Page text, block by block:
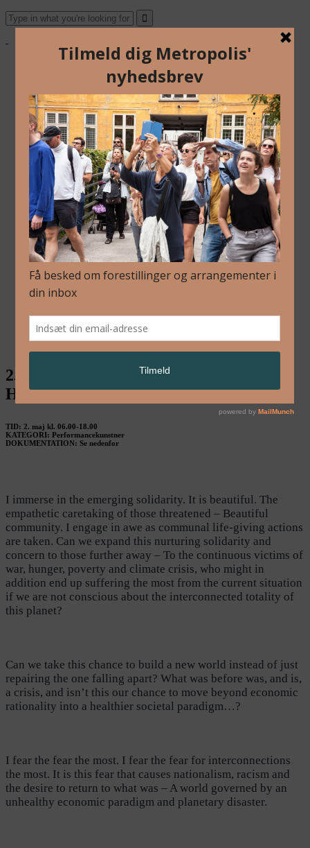
Blog
Arkiv
Nyhedsbrev
Kalender
Kontakt
Dansk
English
Om Os
Blog
Arkiv
Nyhedsbrev
Kalender
Dansk
2. maj: Gry Worre Hallberg / Sisters
Hope
TID: 2. maj kl. 06.00-18.00
KATEGORI: Performancekunstner
DOKUMENTATION: Se nedenfor
I immerse in the emerging solidarity. It is beautiful. The
empathetic caretaking of those threatened – Beautiful
community. I engage in awe as communal life-giving actions
are taken. Can we expand this nurturing solidarity and
concern to those further away – To the continuous victims of
war, hunger, poverty and climate crisis, who might in
addition end up suffering the most from the current situation
if we are not conscious about the interconnected totality of
this planet?
Can we take this chance to build a new world instead of just
repairing the one falling apart? What was before was, and is,
a crisis, and isn’t this our chance to move beyond economic
rationality into a healthier societal paradigm…?
I fear the fear the most. I fear the fear for interconnections
the most. It is this fear that causes nationalism, racism and
the desire to return to what was – A world governed by an
unhealthy economic paradigm and planetary disaster.